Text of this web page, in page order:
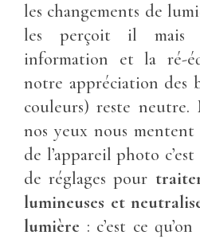
les changements de
les perçoit il mais
information et la ré-
notre appréciation des
couleurs) reste neutre.
nos yeux nous
de l’appareil photo
de réglages pour
lumineuses et
lumière : c’est ce